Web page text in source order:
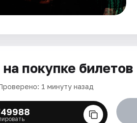
покупке билетов
1 минуту назад